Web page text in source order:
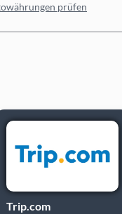
prüfen
Trip.com